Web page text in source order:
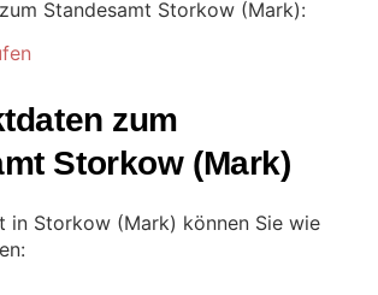
Standesamt Storkow (Mark):
zum
Storkow (Mark)
in Storkow (Mark) können Sie wie